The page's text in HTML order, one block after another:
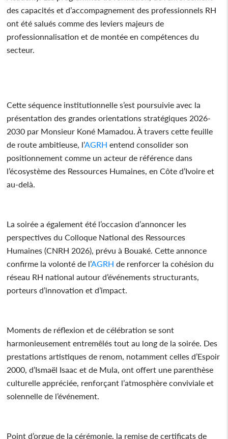
des capacités et d’accompagnement des professionnels RH
ont été salués comme des leviers majeurs de
professionnalisation et de montée en compétences du
secteur.
Cette séquence institutionnelle s’est poursuivie avec la
présentation des grandes orientations stratégiques 2026-
2030 par Monsieur Koné Mamadou. À travers cette feuille
de route ambitieuse, l’AGRH entend consolider son
positionnement comme un acteur de référence dans
l’écosystème des Ressources Humaines, en Côte d’Ivoire et
au-delà.
La soirée a également été l’occasion d’annoncer les
perspectives du Colloque National des Ressources
Humaines (CNRH 2026), prévu à Bouaké. Cette annonce
confirme la volonté de l’AGRH de renforcer la cohésion du
réseau RH national autour d’événements structurants,
porteurs d’innovation et d’impact.
Moments de réflexion et de célébration se sont
harmonieusement entremêlés tout au long de la soirée. Des
prestations artistiques de renom, notamment celles d’Espoir
2000, d’Ismaël Isaac et de Mula, ont offert une parenthèse
culturelle appréciée, renforçant l’atmosphère conviviale et
solennelle de l’événement.
Point d’orgue de la cérémonie, la remise de certificats de